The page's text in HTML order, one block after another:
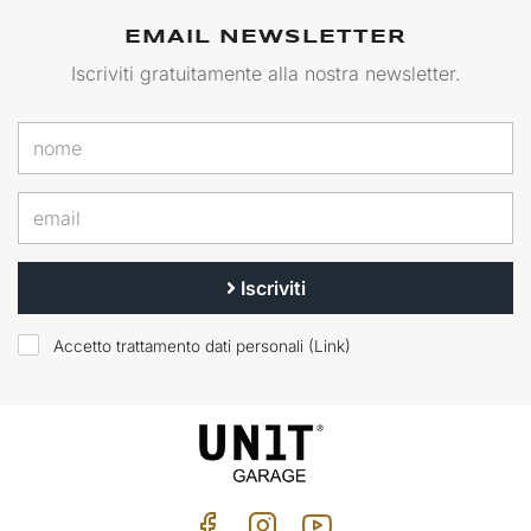
EMAIL NEWSLETTER
Iscriviti gratuitamente alla nostra newsletter.
Iscriviti
Accetto trattamento dati personali (Link)